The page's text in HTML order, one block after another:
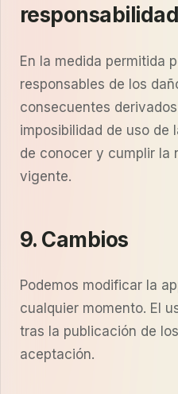
responsabilidad
En la medida permitida
responsables de los
consecuentes
imposibilidad de uso de
de conocer y cumplir la
vigente.
9. Cambios
Podemos modificar la
cualquier momento. El
tras la publicación de
aceptación.